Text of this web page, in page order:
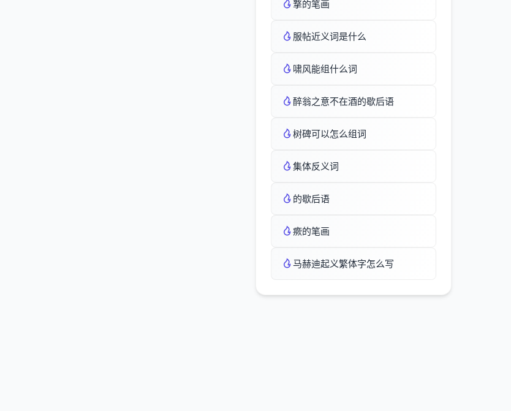
撉的笔画
服帖近义词是什么
啸风能组什么词
醉翁之意不在酒的歇后语
树碑可以怎么组词
集体反义词
的歇后语
瘚的笔画
马赫迪起义繁体字怎么写